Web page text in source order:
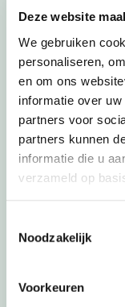
Deze website
We gebruiken
personaliseren,
en om ons
informatie over
partners voor
partners kunnen
informatie die u
verzameld op
Noodzakelijk
Voorkeuren
samenwerkingen
Via een intensieve
overheid en de
gezocht naar
houden of naar de
brede economische
verschillende
vakmanschap
bijeenkomsten
Citymarketing